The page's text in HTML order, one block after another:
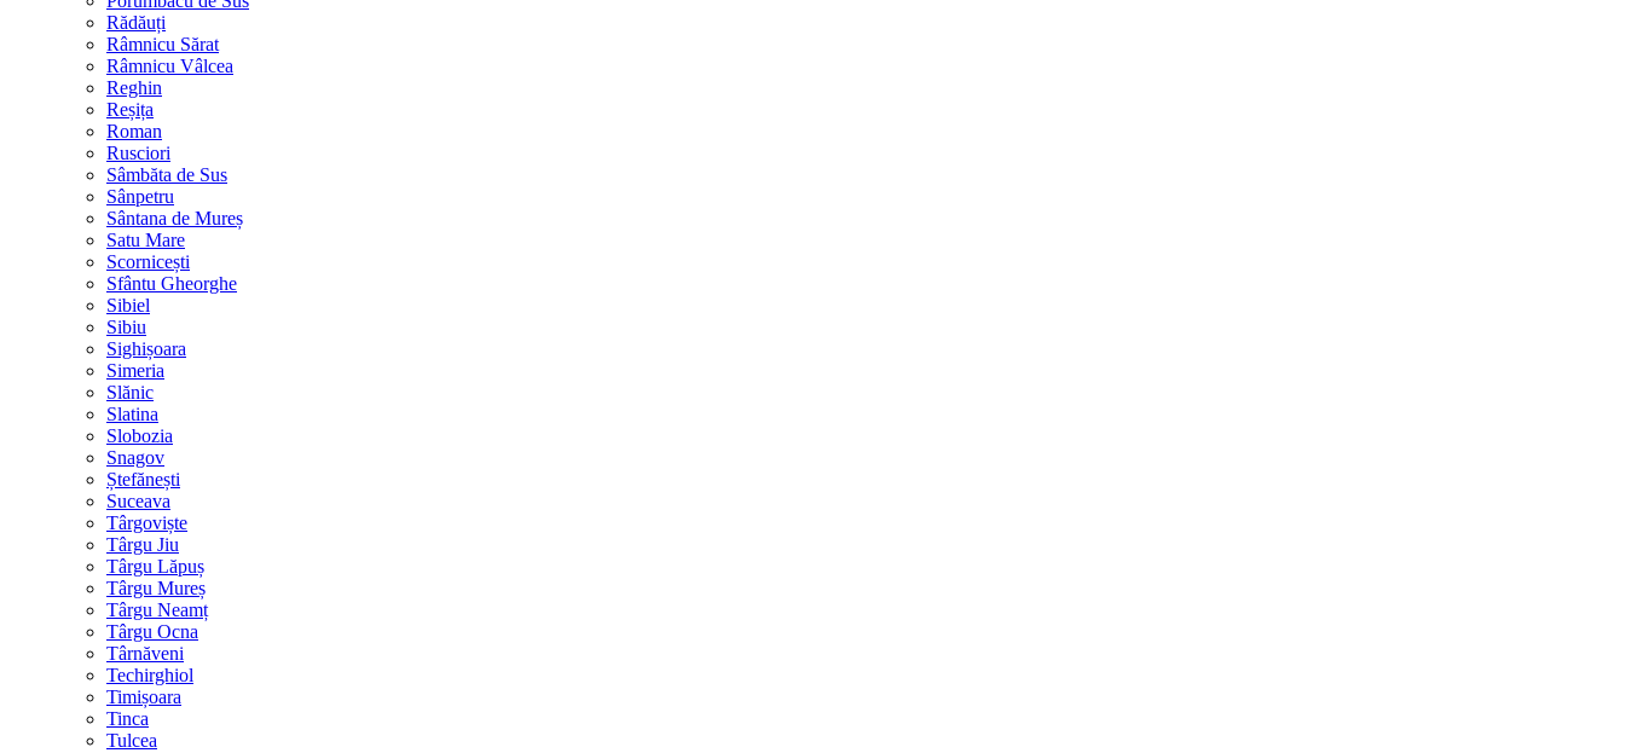
Rădăuți
Râmnicu Sărat
Râmnicu Vâlcea
Reghin
Reșița
Roman
Rusciori
Sâmbăta de Sus
Sânpetru
Sântana de Mureș
Satu Mare
Scornicești
Sfântu Gheorghe
Sibiel
Sibiu
Sighișoara
Simeria
Slănic
Slatina
Slobozia
Snagov
Ștefănești
Suceava
Târgoviște
Târgu Jiu
Târgu Lăpuș
Târgu Mureș
Târgu Neamț
Târgu Ocna
Târnăveni
Techirghiol
Timișoara
Tinca
Tulcea